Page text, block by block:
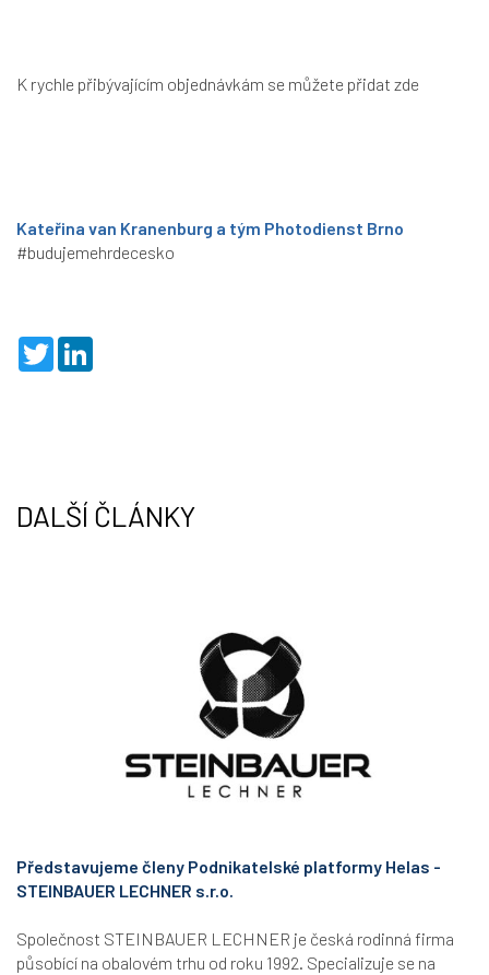
K rychle přibývajícím objednávkám se můžete přidat zde
Kateřina van Kranenburg a tým Photodienst Brno
#budujemehrdecesko
T
w
DALŠÍ ČLÁNKY
Představujeme členy Podnikatelské platformy Helas -
STEINBAUER LECHNER s.r.o.
Společnost STEINBAUER LECHNER je česká rodinná firma
působící na obalovém trhu od roku 1992. Specializuje se na